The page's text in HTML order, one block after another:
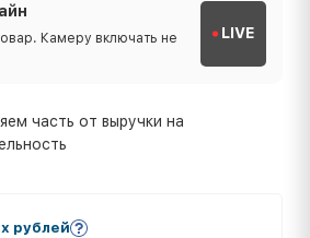
Камеру включать не
LIVE
часть от выручки на
рублей